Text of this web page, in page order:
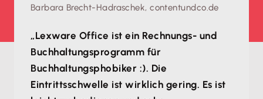
Barbara Brecht-Hadraschek, contentundco.de
„Lexware Office ist ein Rechnungs- und
Buchhaltungsprogramm für
Buchhaltungsphobiker :). Die
Eintrittsschwelle ist wirklich gering. Es ist